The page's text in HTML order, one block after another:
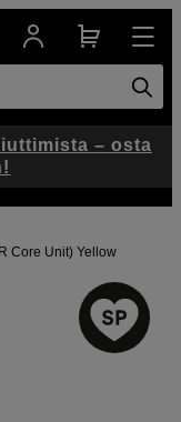
Core Unit) Yellow
– osta